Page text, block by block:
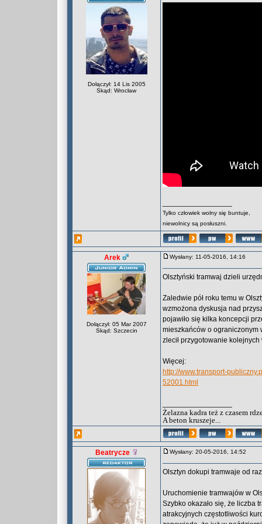
Dołączył: 14 Lis 2005
Skąd: Wrocław
Tylko człowiek wolny się buntuje,
niewolnicy są posłuszni.
Arek
Dołączył: 05 Mar 2007
Skąd: Szczecin
Wysłany: 11-05-2016, 14:16
Olsztyński tramwaj dzieli
Zaledwie pół roku temu w
wzmożona dyskusja nad
pojawiło się kilka koncepcji
mieszkańców o ograniczonym
zlecił przygotowanie kolejnych
Więcej:
http://www.transport-
52001.html
Żelazna kadra też z czasem
A beton kruszeje...
Beatrycze Wysłany: 20-05-2016, 14:52
Olsztyn dokupi tramwaje od
Uruchomienie tramwajów w
Szybko okazało się, że liczba
atrakcyjnych częstotliwości